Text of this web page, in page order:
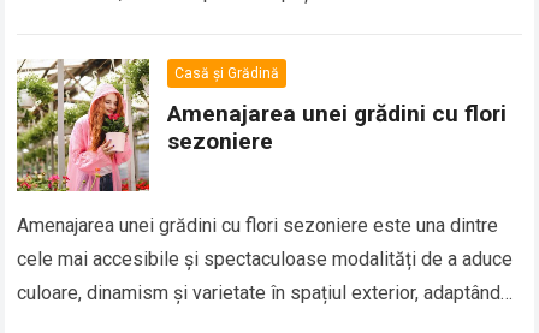
Casă și Grădină
Amenajarea unei grădini cu flori
sezoniere
Amenajarea unei grădini cu flori sezoniere este una dintre
cele mai accesibile și spectaculoase modalități de a aduce
culoare, dinamism și varietate în spațiul exterior, adaptând